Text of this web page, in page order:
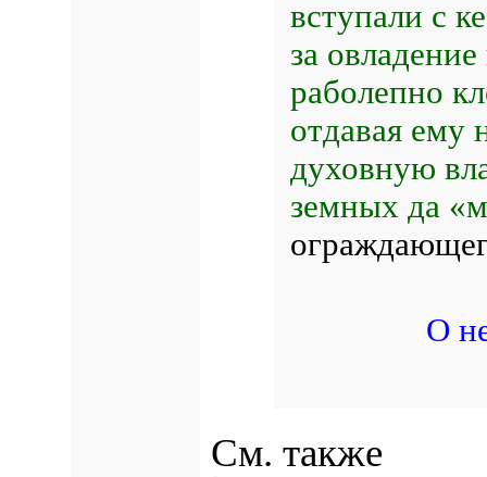
вступали с
за
раболепно
отдавая ему
духовную
земных да
О
См. также